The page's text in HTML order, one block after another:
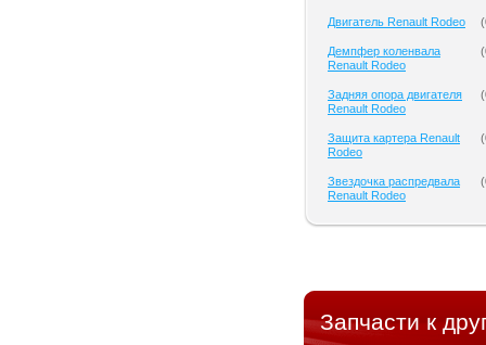
Двигатель Renault Rodeo (
Демпфер коленвала
Renault Rodeo
(
Задняя опора двигателя
Renault Rodeo
(
Защита картера Renault
Rodeo
(
Звездочка распредвала
Renault Rodeo
(
Запчасти к